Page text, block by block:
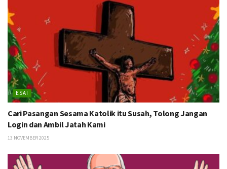
ESAI
Cari Pasangan Sesama Katolik itu Susah, Tolong Jangan
Login dan Ambil Jatah Kami
13 NOVEMBER 2025